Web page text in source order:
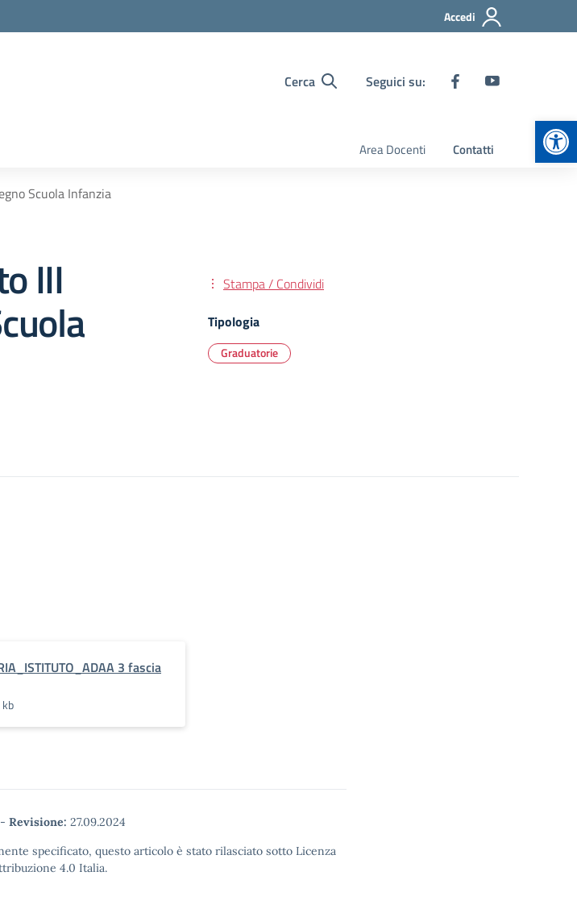
Accedi
Cerca Seguici su:
Area Docenti Contatti
Scuola Infanzia
III
Stampa / Condividi
Tipologia
Graduatorie
3 fascia
- Revisione: 27.09.2024
specificato, questo articolo è stato rilasciato sotto Licenza
4.0 Italia.